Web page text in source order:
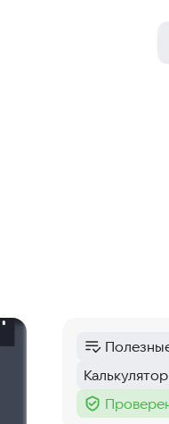
Категория:
Тег:
Тег :